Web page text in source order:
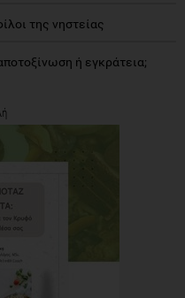
της νηστείας
ή εγκράτεια;